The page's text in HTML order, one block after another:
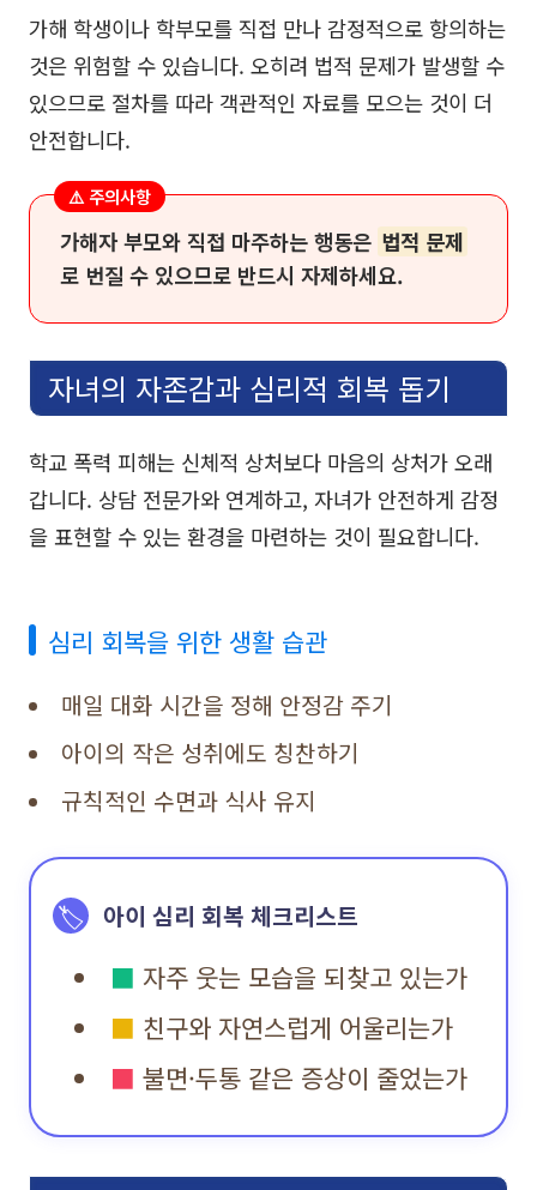
가해 학생이나 학부모를 직접 만나 감정적으로 항의하는
것은 위험할 수 있습니다. 오히려 법적 문제가 발생할 수
있으므로 절차를 따라 객관적인 자료를 모으는 것이 더
안전합니다.
⚠️ 주의사항
가해자 부모와 직접 마주하는 행동은 법적 문제
로 번질 수 있으므로 반드시 자제하세요.
자녀의 자존감과 심리적 회복 돕기
학교 폭력 피해는 신체적 상처보다 마음의 상처가 오래
갑니다. 상담 전문가와 연계하고, 자녀가 안전하게 감정
을 표현할 수 있는 환경을 마련하는 것이 필요합니다.
심리 회복을 위한 생활 습관
매일 대화 시간을 정해 안정감 주기
아이의 작은 성취에도 칭찬하기
규칙적인 수면과 식사 유지
🏷️ 아이 심리 회복 체크리스트
■ 자주 웃는 모습을 되찾고 있는가
■ 친구와 자연스럽게 어울리는가
■ 불면·두통 같은 증상이 줄었는가